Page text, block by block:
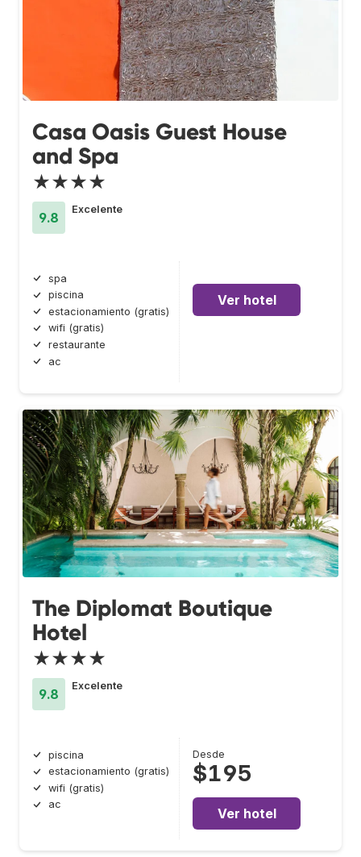
Casa Oasis Guest House
and Spa
★★★★
9.8
Excelente
spa
piscina
estacionamiento (gratis)
wifi (gratis)
restaurante
ac
Ver hotel
The Diplomat Boutique
Hotel
★★★★
9.8
Excelente
piscina
estacionamiento (gratis)
wifi (gratis)
ac
Desde
$195
Ver hotel